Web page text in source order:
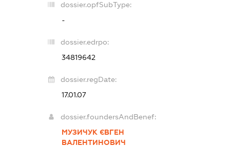
dossier.opfSubType:
-
dossier.edrpo:
34819642
dossier.regDate:
17.01.07
dossier.foundersAndBenef:
МУЗИЧУК ЄВГЕН
ВАЛЕНТИНОВИЧ